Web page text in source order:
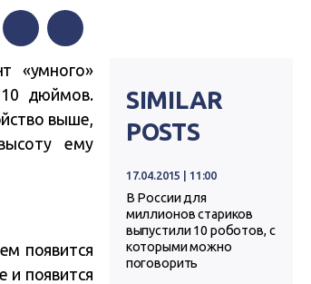
TwitterTelegram
«умного»
дюймов.
выше,
ему
появится
и появится
SIMILAR
POSTS
17.04.2015 | 11:00
В России для
миллионов стариков
выпустили 10 роботов, с
которыми можно
поговорить